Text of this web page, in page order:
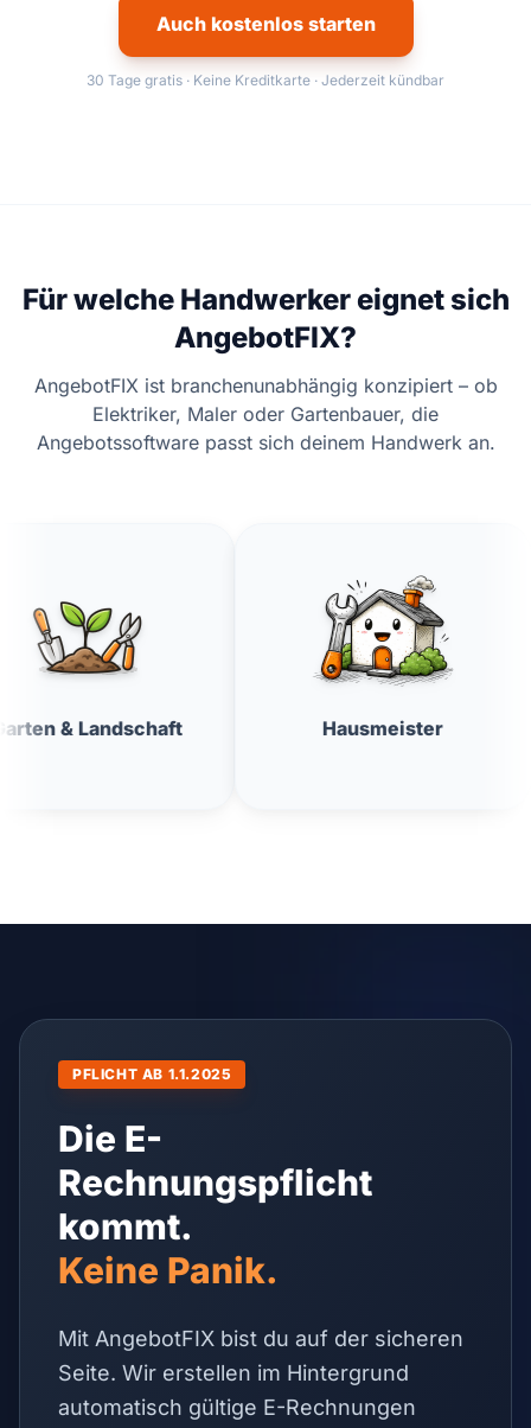
Auch kostenlos starten
30 Tage gratis · Keine Kreditkarte · Jederzeit kündbar
Für welche Handwerker eignet sich
AngebotFIX?
AngebotFIX ist branchenunabhängig konzipiert – ob
Elektriker, Maler oder Gartenbauer, die
Angebotssoftware passt sich deinem Handwerk an.
Hausmeister
PFLICHT AB 1.1.2025
Die E-
Rechnungspflicht
kommt.
Keine Panik.
Mit AngebotFIX bist du auf der sicheren
Seite. Wir erstellen im Hintergrund
automatisch gültige E-Rechnungen